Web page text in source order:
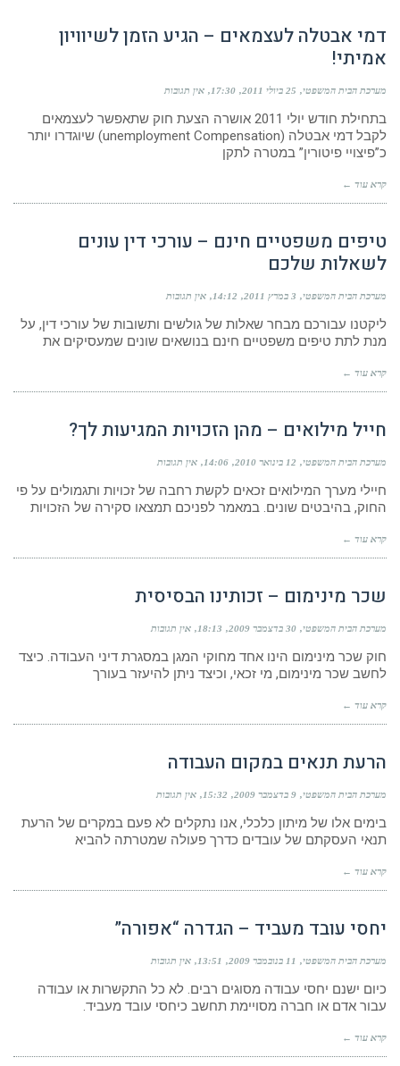
דמי אבטלה לעצמאים – הגיע הזמן לשיוויון
אמיתי!
מערכת הבית המשפטי 25 ביולי 2011 17:30 אין תגובות
בתחילת חודש יולי 2011 אושרה הצעת חוק שתאפשר לעצמאים
לקבל דמי אבטלה (unemployment Compensation) שיוגדרו יותר
כ”פיצויי פיטורין” במטרה לתקן
קרא עוד ←
טיפים משפטיים חינם – עורכי דין עונים
לשאלות שלכם
מערכת הבית המשפטי 3 במרץ 2011 14:12 אין תגובות
ליקטנו עבורכם מבחר שאלות של גולשים ותשובות של עורכי דין, על
מנת לתת טיפים משפטיים חינם בנושאים שונים שמעסיקים את
קרא עוד ←
חייל מילואים – מהן הזכויות המגיעות לך?
מערכת הבית המשפטי 12 בינואר 2010 14:06 אין תגובות
חיילי מערך המילואים זכאים לקשת רחבה של זכויות ותגמולים על פי
החוק, בהיבטים שונים. במאמר לפניכם תמצאו סקירה של הזכויות
קרא עוד ←
שכר מינימום – זכותינו הבסיסית
מערכת הבית המשפטי 30 בדצמבר 2009 18:13 אין תגובות
חוק שכר מינימום הינו אחד מחוקי המגן במסגרת דיני העבודה. כיצד
לחשב שכר מינימום, מי זכאי, וכיצד ניתן להיעזר בעורך
קרא עוד ←
הרעת תנאים במקום העבודה
מערכת הבית המשפטי 9 בדצמבר 2009 15:32 אין תגובות
בימים אלו של מיתון כלכלי, אנו נתקלים לא פעם במקרים של הרעת
תנאי העסקתם של עובדים כדרך פעולה שמטרתה להביא
קרא עוד ←
יחסי עובד מעביד – הגדרה “אפורה”
מערכת הבית המשפטי 11 בנובמבר 2009 13:51 אין תגובות
כיום ישנם יחסי עבודה מסוגים רבים. לא כל התקשרות או עבודה
עבור אדם או חברה מסויימת תחשב כיחסי עובד מעביד.
קרא עוד ←